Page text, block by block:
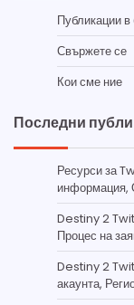
Публикации в
Свържете се
Кои сме ние
Последни
Ресурси за
Destiny 2
Процес на
Destiny 2
акаунта,